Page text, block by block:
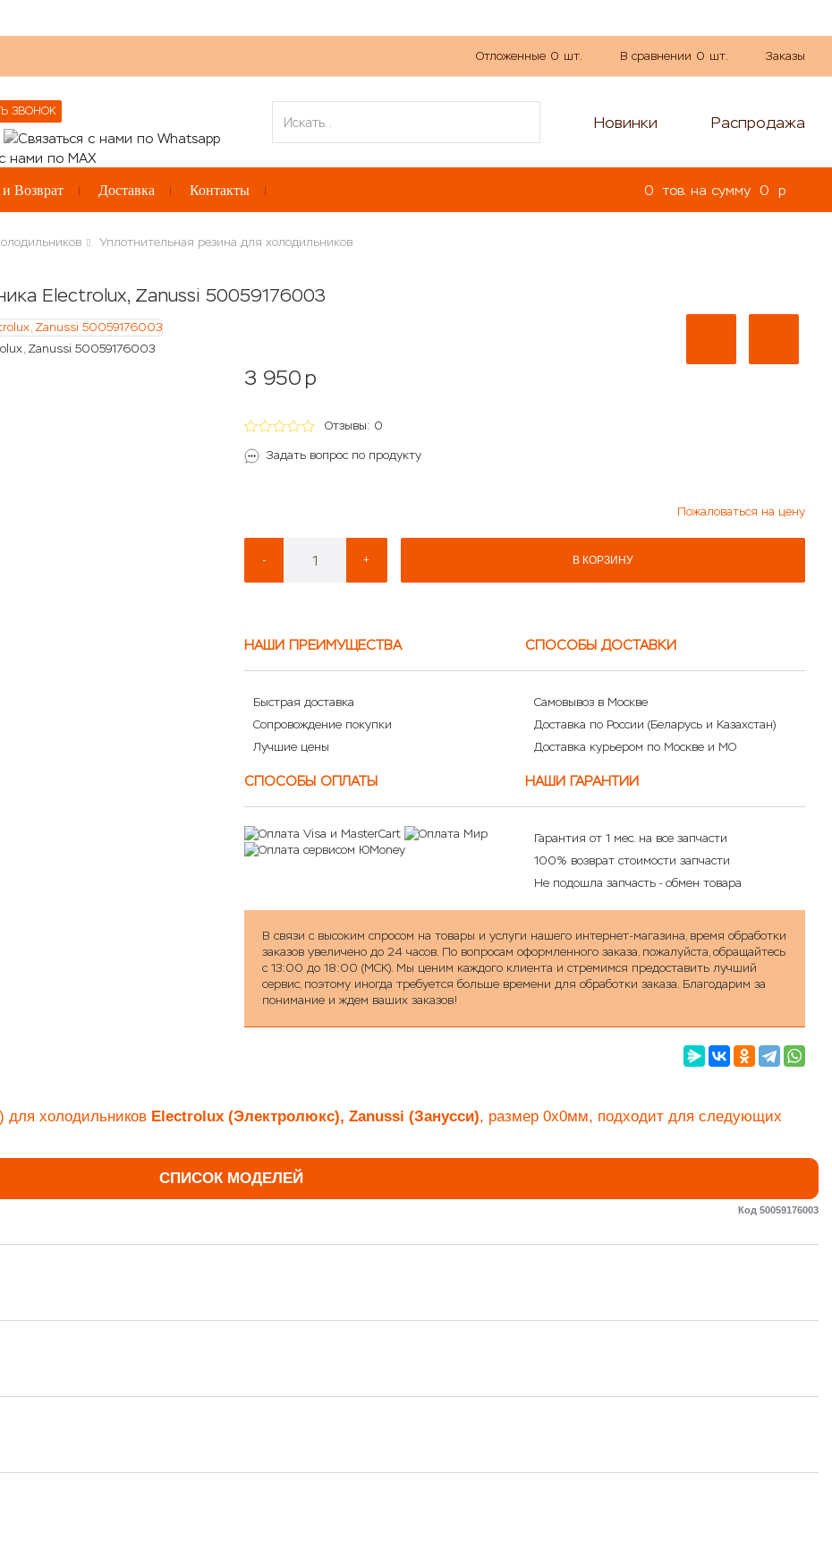
Отложенные 0 шт. В сравнении 0 шт. Заказы
ЗВОНОК
Новинки Распродажа
Возврат Доставка Контакты 0 тов. на сумму 0 p
Уплотнительная резина для холодильников
Electrolux, Zanussi 50059176003
Zanussi 50059176003
3 950 p
Отзывы: 0
Задать вопрос по продукту
Пожаловаться на цену
- + В КОРЗИНУ
НАШИ ПРЕИМУЩЕСТВА
Быстрая доставка
Сопровождение покупки
Лучшие цены
СПОСОБЫ ДОСТАВКИ
Самовывоз в Москве
Доставка по России (Беларусь и Казахстан)
Доставка курьером по Москве и МО
СПОСОБЫ ОПЛАТЫ НАШИ ГАРАНТИИ
Гарантия от 1 мес. на все запчасти
100% возврат стоимости запчасти
Не подошла запчасть - обмен товара
В связи с высоким спросом на товары и услуги нашего интернет-магазина, время обработки
заказов увеличено до 24 часов. По вопросам оформленного заказа, пожалуйста, обращайтесь
с 13:00 до 18:00 (МСК). Мы ценим каждого клиента и стремимся предоставить лучший
сервис, поэтому иногда требуется больше времени для обработки заказа. Благодарим за
понимание и ждем ваших заказов!
для холодильников Electrolux (Электролюкс), Zanussi (Занусси), размер 0х0мм, подходит для следующих
СПИСОК МОДЕЛЕЙ
Код 50059176003